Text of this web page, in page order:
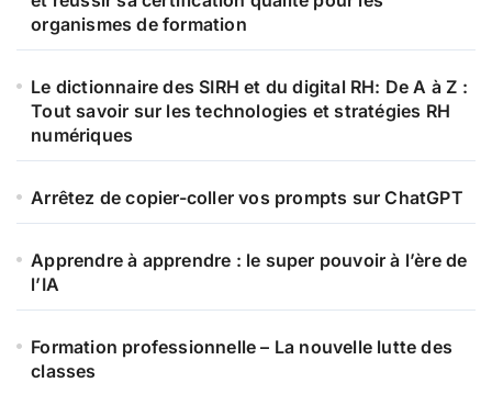
organismes de formation
Le dictionnaire des SIRH et du digital RH: De A à Z :
Tout savoir sur les technologies et stratégies RH
numériques
Arrêtez de copier-coller vos prompts sur ChatGPT
Apprendre à apprendre : le super pouvoir à l’ère de
l’IA
Formation professionnelle – La nouvelle lutte des
classes